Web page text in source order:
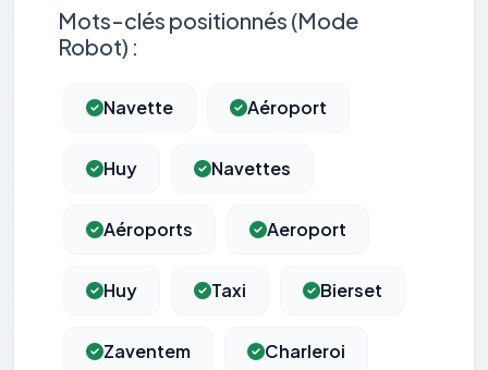
Mots-clés positionnés (Mode
Robot) :
Navette Aéroport
Huy Navettes
Aéroports Aeroport
Huy Taxi Bierset
Zaventem Charleroi